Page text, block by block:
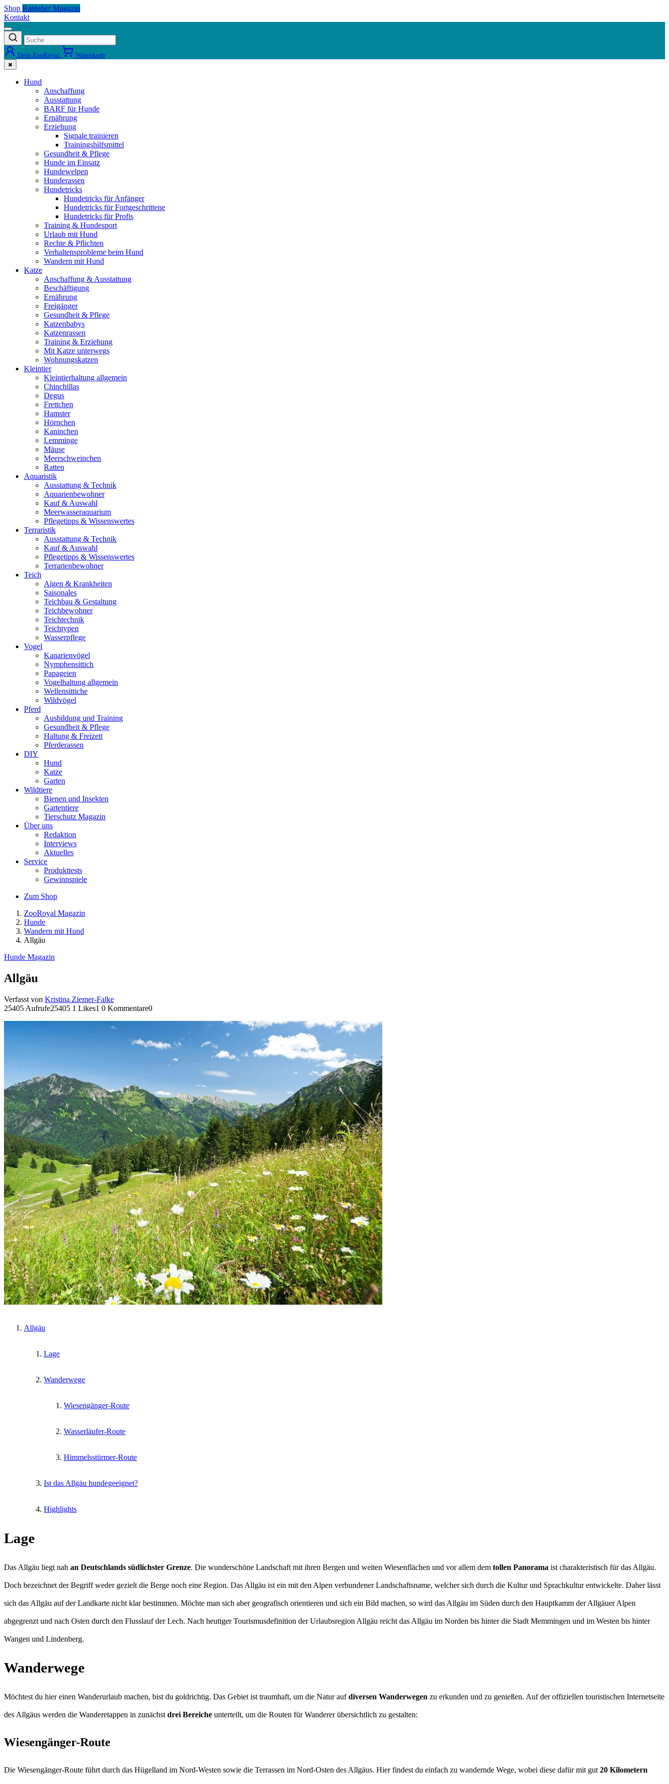
Shop Ratgeber Magazin
Kontakt
Dein ZooRoyal Warenkorb
✖
Hund
Anschaffung
Ausstattung
BARF für Hunde
Ernährung
Erziehung
Signale trainieren
Trainingshilfsmittel
Gesundheit & Pflege
Hunde im Einsatz
Hundewelpen
Hunderassen
Hundetricks
Hundetricks für Anfänger
Hundetricks für Fortgeschrittene
Hundetricks für Profis
Training & Hundesport
Urlaub mit Hund
Rechte & Pflichten
Verhaltensprobleme beim Hund
Wandern mit Hund
Katze
Anschaffung & Ausstattung
Beschäftigung
Ernährung
Freigänger
Gesundheit & Pflege
Katzenbabys
Katzenrassen
Training & Erziehung
Mit Katze unterwegs
Wohnungskatzen
Kleintier
Kleintierhaltung allgemein
Chinchillas
Degus
Frettchen
Hamster
Hörnchen
Kaninchen
Lemminge
Mäuse
Meerschweinchen
Ratten
Aquaristik
Ausstattung & Technik
Aquarienbewohner
Kauf & Auswahl
Meerwasseraquarium
Pflegetipps & Wissenswertes
Terraristik
Ausstattung & Technik
Kauf & Auswahl
Pflegetipps & Wissenswertes
Terrarienbewohner
Teich
Algen & Krankheiten
Saisonales
Teichbau & Gestaltung
Teichbewohner
Teichtechnik
Teichtypen
Wasserpflege
Vogel
Kanarienvögel
Nymphensittich
Papageien
Vogelhaltung allgemein
Wellensittiche
Wildvögel
Pferd
Ausbildung und Training
Gesundheit & Pflege
Haltung & Freizeit
Pferderassen
DIY
Hund
Katze
Garten
Wildtiere
Bienen und Insekten
Gartentiere
Tierschutz Magazin
Über uns
Redaktion
Interviews
Aktuelles
Service
Produkttests
Gewinnspiele
Zum Shop
ZooRoyal Magazin
Hunde
Wandern mit Hund
Allgäu
Hunde Magazin
Allgäu
Verfasst von Kristina Ziemer-Falke
25405 Aufrufe25405 1 Likes1 0 Kommentare0
Allgäu
Lage
Wanderwege
Wiesengänger-Route
Wasserläufer-Route
Himmelsstürmer-Route
Ist das Allgäu hundegeeignet?
Highlights
Lage
Das Allgäu liegt nah an Deutschlands südlichster Grenze. Die wunderschöne Landschaft mit ihren Bergen und weiten Wiesenflächen und vor allem dem tollen Panorama ist charakteristisch für das Allgäu.
Doch bezeichnet der Begriff weder gezielt die Berge noch eine Region. Das Allgäu ist ein mit den Alpen verbundener Landschaftsname, welcher sich durch die Kultur und Sprachkultur entwickelte. Daher lässt
sich das Allgäu auf der Landkarte nicht klar bestimmen. Möchte man sich aber geografisch orientieren und sich ein Bild machen, so wird das Allgäu im Süden durch den Hauptkamm der Allgäuer Alpen
abgegrenzt und nach Osten durch den Flusslauf der Lech. Nach heutiger Tourismusdefinition der Urlaubsregion Allgäu reicht das Allgäu im Norden bis hinter die Stadt Memmingen und im Westen bis hinter
Wangen und Lindenberg.
Wanderwege
Möchtest du hier einen Wanderurlaub machen, bist du goldrichtig. Das Gebiet ist traumhaft, um die Natur aufdiversen Wanderwegen zu erkunden und zu genießen. Auf der offiziellen touristischen Internetseite
des Allgäus werden die Wanderetappen in zunächst drei Bereiche unterteilt, um die Routen für Wanderer übersichtlich zu gestalten:
Wiesengänger-Route
Die Wiesengänger-Route führt durch das Hügelland im Nord-Westen sowie die Terrassen im Nord-Osten des Allgäus. Hier findest du einfach zu wandernde Wege, wobei diese dafür mit gut 20 Kilometern